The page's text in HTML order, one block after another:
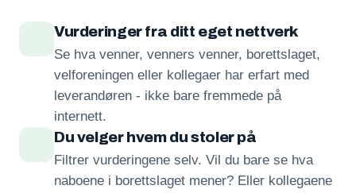
Vurderinger fra ditt eget nettverk
Se hva venner, venners venner, borettslaget,
velforeningen eller kollegaer har erfart med
leverandøren - ikke bare fremmede på
internett.
Du velger hvem du stoler på
Filtrer vurderingene selv. Vil du bare se hva
naboene i borettslaget mener? Eller kollegaene